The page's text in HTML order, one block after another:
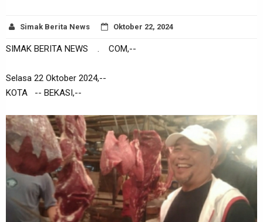
Simak Berita News Oktober 22, 2024
SIMAK BERITA NEWS . COM,--
Selasa 22 Oktober 2024,--
KOTA -- BEKASI,--